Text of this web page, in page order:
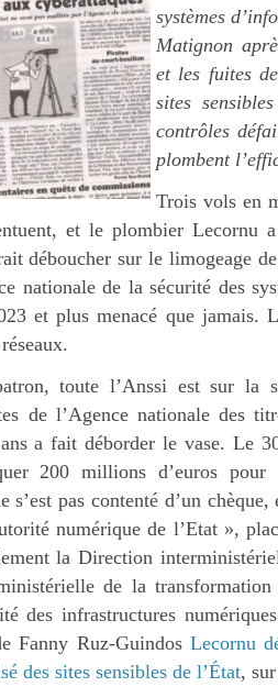
systèmes
Matignon
et les fuites
sites
contrôles
plombent
Trois vols en
et le plombier Lecornu
déboucher sur le limogeage
nationale de la sécurité des
et plus menacé que jamais.
toute l’Anssi est sur la
de l’Agence nationale des
a fait déborder le vase. Le
200 millions d’euros
s’est pas contenté d’un
numérique de l’Etat »,
la Direction
de la
des infrastructures
Fanny Ruz-Guindos Lecornu
des sites sensibles de l’État,